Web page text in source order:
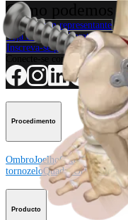
Como podemos
Contacte um representante
Veja eventos, laboratórios e
Inscreva-se para receber: O
Conecte-se conosco
Procedimento
OmbroJoelhoCotoveloMão e
tornozeloQuadril
Producto